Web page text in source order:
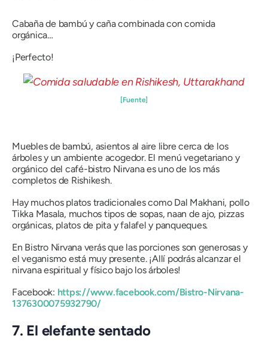
Cabaña de bambú y caña combinada con comida
orgánica…
¡Perfecto!
[Fuente]
Muebles de bambú, asientos al aire libre cerca de los
árboles y un ambiente acogedor. El menú vegetariano y
orgánico del café-bistro Nirvana es uno de los más
completos de Rishikesh.
Hay muchos platos tradicionales como Dal Makhani, pollo
Tikka Masala, muchos tipos de sopas, naan de ajo, pizzas
orgánicas, platos de pita y falafel y panqueques.
En Bistro Nirvana verás que las porciones son generosas y
el veganismo está muy presente. ¡Allí podrás alcanzar el
nirvana espiritual y físico bajo los árboles!
Facebook: https://www.facebook.com/Bistro-Nirvana-
1376300075932790/
7. El elefante sentado